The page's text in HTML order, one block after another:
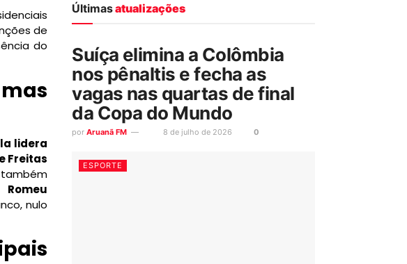
de
do
lidera
Freitas
Romeu
nulo
Últimasatualizações
Suíça elimina a Colômbia
nos pênaltis e fecha as
vagas nas quartas de final
da Copa do Mundo
por Aruanã FM 8 de julho de 2026 0
ESPORTE